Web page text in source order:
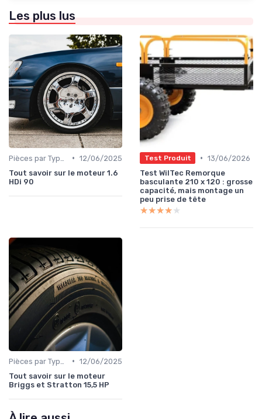
Les plus lus
• 12/06/2025
Tout savoir sur le moteur 1.6
HDi 90
Test Produit • 13/06/2026
Test WilTec Remorque
basculante 210 x 120 : grosse
capacité, mais montage un
peu prise de tête
★★★★★
★★★★★
• 12/06/2025
Tout savoir sur le moteur
Briggs et Stratton 15,5 HP